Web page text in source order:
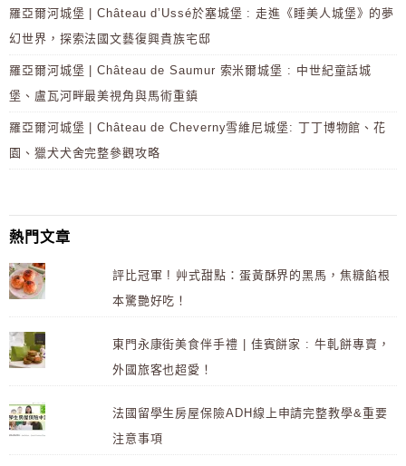
羅亞爾河城堡 | Château d’Ussé於塞城堡 : 走進《睡美人城堡》的夢
幻世界，探索法國文藝復興貴族宅邸
羅亞爾河城堡 | Château de Saumur 索米爾城堡 : 中世紀童話城
堡、盧瓦河畔最美視角與馬術重鎮
羅亞爾河城堡 | Château de Cheverny雪維尼城堡: 丁丁博物館、花
園、獵犬犬舍完整參觀攻略
熱門文章
評比冠軍 ! 艸式甜點：蛋黃酥界的黑馬，焦糖餡根
本驚艷好吃！
東門永康街美食伴手禮 | 佳賓餅家 : 牛軋餅專賣，
外國旅客也超愛！
法國留學生房屋保險ADH線上申請完整教學&重要
注意事項